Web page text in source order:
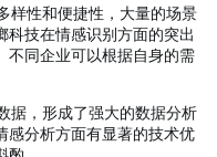
样性和便捷性，大量的场景
科技在情感识别方面的突出
不同企业可以根据自身的需
据，形成了强大的数据分析
感分析方面有显著的技术优